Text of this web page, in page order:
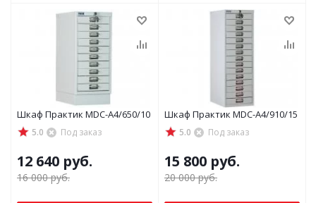
Шкаф Практик MDC-A4/650/10
5.0 Под заказ
12 640 руб.
16 000руб.
Шкаф Практик MDC-A4/910/15
5.0 Под заказ
15 800 руб.
20 000руб.